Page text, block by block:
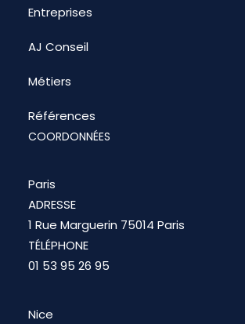
Entreprises
AJ Conseil
Métiers
Références
COORDONNÉES
Paris
ADRESSE
1 Rue Marguerin 75014 Paris
TÉLÉPHONE
01 53 95 26 95
Nice